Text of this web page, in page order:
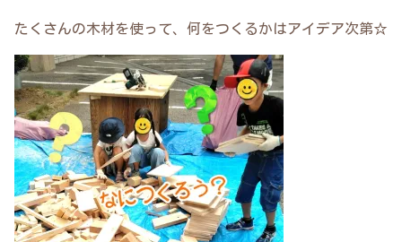
たくさんの木材を使って、何をつくるかはアイデア次第☆